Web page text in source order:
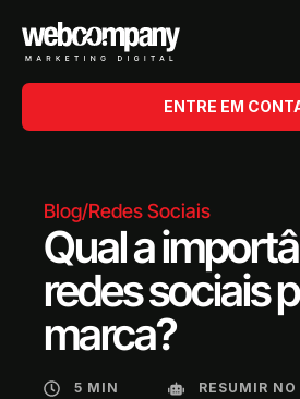
ENTRE EM
Blog/Redes Sociais
Qual a
redes sociais
marca?
5 MIN RESUMIR